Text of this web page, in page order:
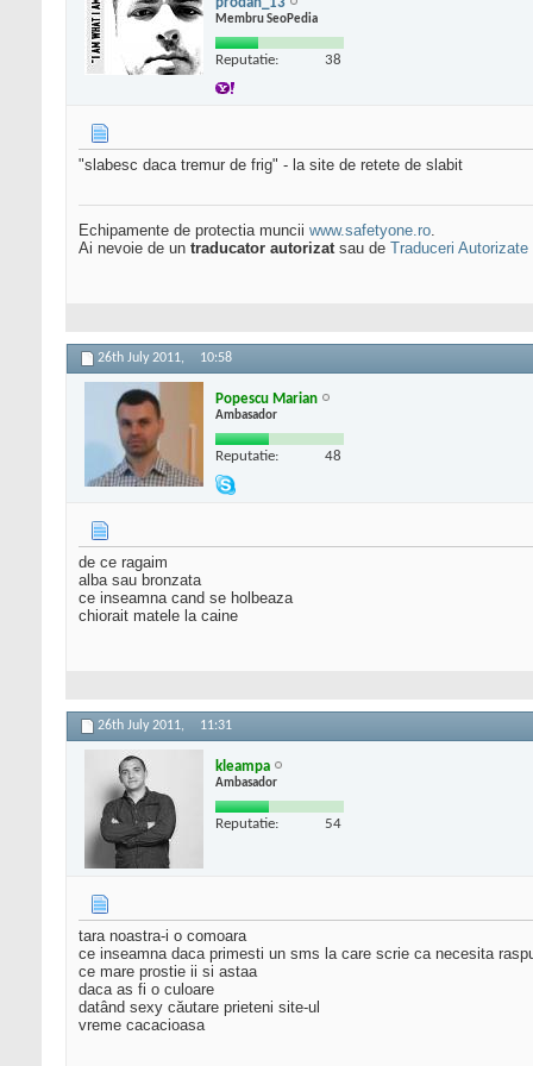
Membru SeoPedia
Reputatie: 38
"slabesc daca tremur de frig" - la site de retete de slabit
Echipamente de protectia muncii www.safetyone.ro.
Ai nevoie de un traducator autorizatsau de Traduceri Autorizate
26th July 2011, 10:58
Popescu Marian
Ambasador
Reputatie: 48
de ce ragaim
alba sau bronzata
ce inseamna cand se holbeaza
chiorait matele la caine
26th July 2011, 11:31
kleampa
Ambasador
Reputatie: 54
tara noastra-i o comoara
ce inseamna daca primesti un sms la care scrie ca necesita
ce mare prostie ii si astaa
daca as fi o culoare
datând sexy căutare prieteni site-ul
vreme cacacioasa